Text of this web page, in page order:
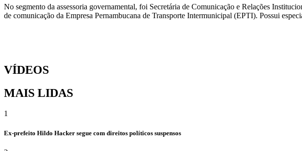
No segmento da assessoria governamental, foi Secretária de Comunicação e Relações
de comunicação da Empresa Pernambucana de Transporte Intermunicipal (EPTI). Possui
VÍDEOS
MAIS LIDAS
1
Ex-prefeito Hildo Hacker segue com direitos políticos suspensos